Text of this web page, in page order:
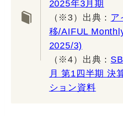
2025年3月期
（※3）出典： ア
移/AIFUL
2025/3)
（※4）出典：
月 第1四半期 決
ション資料